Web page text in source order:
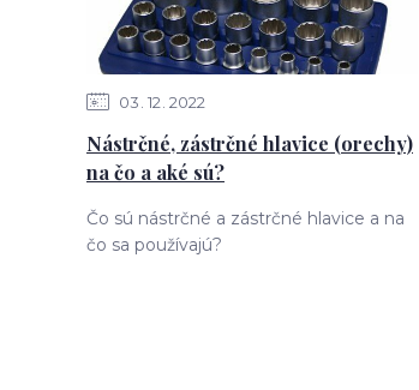
03 12 2022
Nástrčné, zástrčné hlavice (orechy)
na čo a aké sú?
Čo sú nástrčné a zástrčné hlavice a na
čo sa používajú?